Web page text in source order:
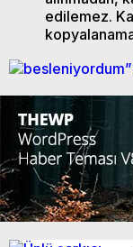
edilemez.